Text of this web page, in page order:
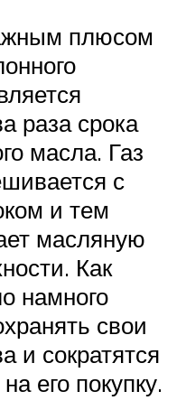
плюсом
раза срока
масла. Газ
с
и тем
масляную
Как
намного
свои
и сократятся
его покупку.